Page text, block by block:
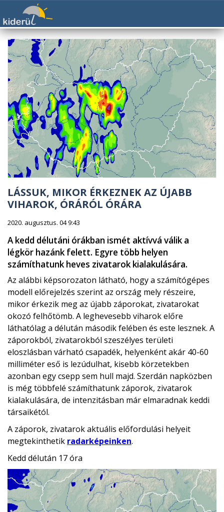
LÁSSUK, MIKOR ÉRKEZNEK AZ ÚJABB
VIHAROK, ÓRÁRÓL ÓRÁRA
2020. augusztus. 04 9:43
A kedd délutáni órákban ismét aktívvá válik a
légkör hazánk felett. Egyre több helyen
számíthatunk heves zivatarok kialakulására.
Az alábbi képsorozaton látható, hogy a számítógépes
modell előrejelzés szerint az ország mely részeire,
mikor érkezik meg az újabb záporokat, zivatarokat
okozó felhőtömb. A leghevesebb viharok előre
láthatólag a délután második felében és este lesznek. A
záporokból, zivatarokból szeszélyes területi
eloszlásban várható csapadék, helyenként akár 40-60
milliméter eső is lezúdulhat, kisebb körzetekben
azonban egy csepp sem hull majd. Szerdán napközben
is még többfelé számíthatunk záporok, zivatarok
kialakulására, de intenzitásban már elmaradnak keddi
társaikétól.
A záporok, zivatarok aktuális előfordulási helyeit
megtekinthetik radarképeinken.
Kedd délután 17 óra